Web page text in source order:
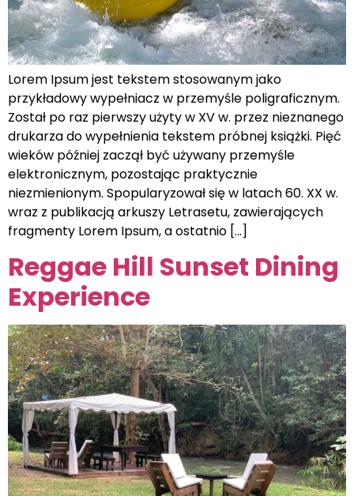
Lorem Ipsum jest tekstem stosowanym jako
przykładowy wypełniacz w przemyśle poligraficznym.
Został po raz pierwszy użyty w XV w. przez nieznanego
drukarza do wypełnienia tekstem próbnej książki. Pięć
wieków później zaczął być używany przemyśle
elektronicznym, pozostając praktycznie
niezmienionym. Spopularyzował się w latach 60. XX w.
wraz z publikacją arkuszy Letrasetu, zawierających
fragmenty Lorem Ipsum, a ostatnio […]
Reggae Hill Sunset Dining
Experience